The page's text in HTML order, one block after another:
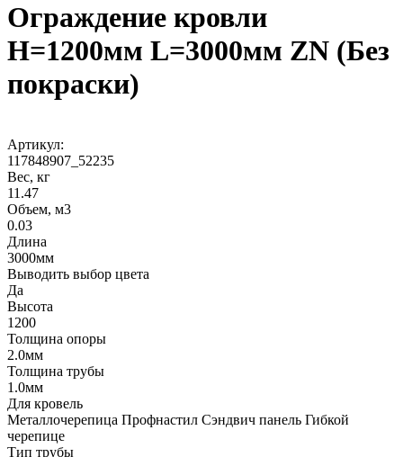
Ограждение кровли
H=1200мм L=3000мм ZN (Без
покраски)
Артикул:
117848907_52235
Вес, кг
11.47
Объем, м3
0.03
Длина
3000мм
Выводить выбор цвета
Да
Высота
1200
Толщина опоры
2.0мм
Толщина трубы
1.0мм
Для кровель
Металлочерепица Профнастил Сэндвич панель Гибкой
черепице
Тип трубы